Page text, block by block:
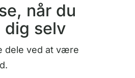
når du
selv
dele ved at være